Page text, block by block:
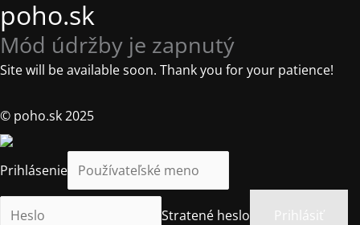
poho.sk
Mód údržby je zapnutý
Site will be available soon. Thank you for your patience!
© poho.sk 2025
Prihlásenie
Stratené heslo